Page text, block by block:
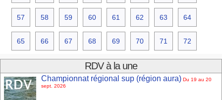
57 58 59 60 61 62 63 64
65 66 67 68 69 70 71 72
RDV à la une
Championnat régional sup (région aura) Du 19 au 20
sept. 2026